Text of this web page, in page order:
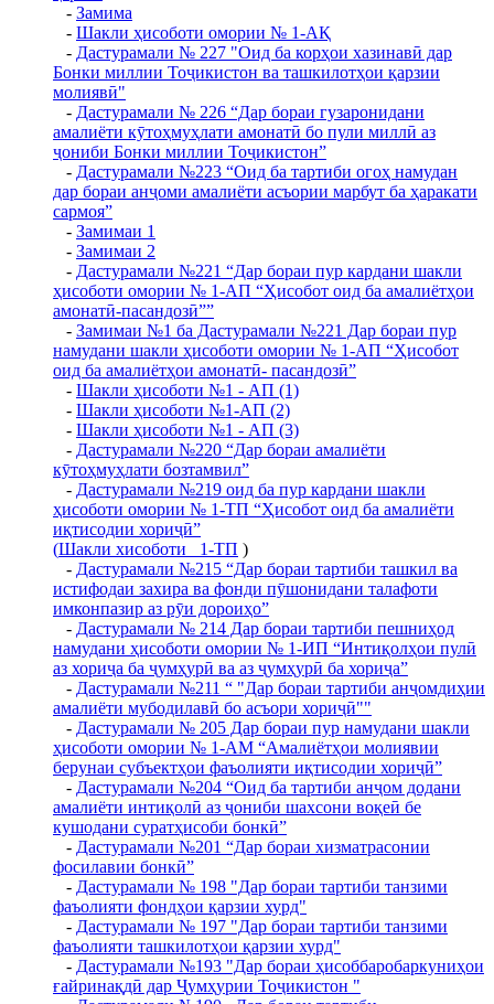
- Замима
- Шакли ҳисоботи омории № 1-АҚ
- Дастурамали № 227 "Оид ба корҳои хазинавӣ дар
Бонки миллии Тоҷикистон ва ташкилотҳои қарзии
молиявӣ"
- Дастурамали № 226 “Дар бораи гузаронидани
амалиёти кӯтоҳмуҳлати амонатӣ бо пули миллӣ аз
ҷониби Бонки миллии Тоҷикистон”
- Дастурамали №223 “Оид ба тартиби огоҳ намудан
дар бораи анҷоми амалиёти асъории марбут ба ҳаракати
сармоя”
- Замимаи 1
- Замимаи 2
- Дастурамали №221 “Дар бораи пур кардани шакли
ҳисоботи омории № 1-АП “Ҳисобот оид ба амалиётҳои
амонатӣ-пасандозӣ””
- Замимаи №1 ба Дастурамали №221 Дар бораи пур
намудани шакли ҳисоботи омории № 1-АП “Ҳисобот
оид ба амалиётҳои амонатӣ- пасандозӣ”
- Шакли ҳисоботи №1 - АП (1)
- Шакли ҳисоботи №1-АП (2)
- Шакли ҳисоботи №1 - АП (3)
- Дастурамали №220 “Дар бораи амалиёти
кӯтоҳмуҳлати бозтамвил”
- Дастурамали №219 оид ба пур кардани шакли
ҳисоботи омории № 1-ТП “Ҳисобот оид ба амалиёти
иқтисодии хориҷӣ”
(Шакли хисоботи _1-ТП )
- Дастурамали №215 “Дар бораи тартиби ташкил ва
истифодаи захира ва фонди пӯшонидани талафоти
имконпазир аз рӯи дороиҳо”
- Дастурамали № 214 Дар бораи тартиби пешниҳод
намудани ҳисоботи омории № 1-ИП “Интиқолҳои пулӣ
аз хориҷа ба ҷумҳурӣ ва аз ҷумҳурӣ ба хориҷа”
- Дастурамали №211 “ "Дар бораи тартиби анҷомдиҳии
амалиёти мубодилавӣ бо асъори хориҷӣ""
- Дастурамали № 205 Дар бораи пур намудани шакли
ҳисоботи омории № 1-АМ “Амалиётҳои молиявии
берунаи субъектҳои фаъолияти иқтисодии хориҷӣ”
- Дастурамали №204 “Оид ба тартиби анҷом додани
амалиёти интиқолӣ аз ҷониби шахсони воқеӣ бе
кушодани суратҳисоби бонкӣ”
- Дастурамали №201 “Дар бораи хизматрасонии
фосилавии бонкӣ”
- Дастурамали № 198 "Дар бораи тартиби танзими
фаъолияти фондҳои қарзии хурд"
- Дастурамали № 197 "Дар бораи тартиби танзими
фаъолияти ташкилотҳои қарзии хурд"
- Дастурамали №193 "Дар бораи ҳисоббаробаркуниҳои
ғайринақдӣ дар Ҷумҳурии Тоҷикистон "